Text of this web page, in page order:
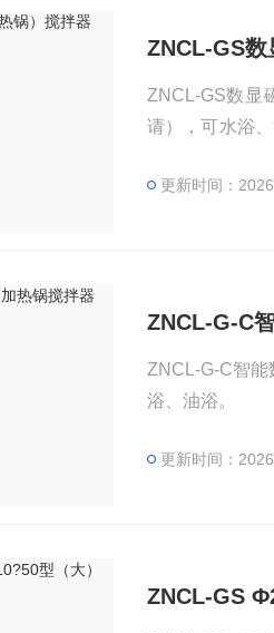
ZNCL-GS数
ZNCL-GS数显
请），可水浴
调速，低速平
更新时间：
ZNCL-G-C
ZNCL-G-C智
浴、油浴。
更新时间：
ZNCL-GS